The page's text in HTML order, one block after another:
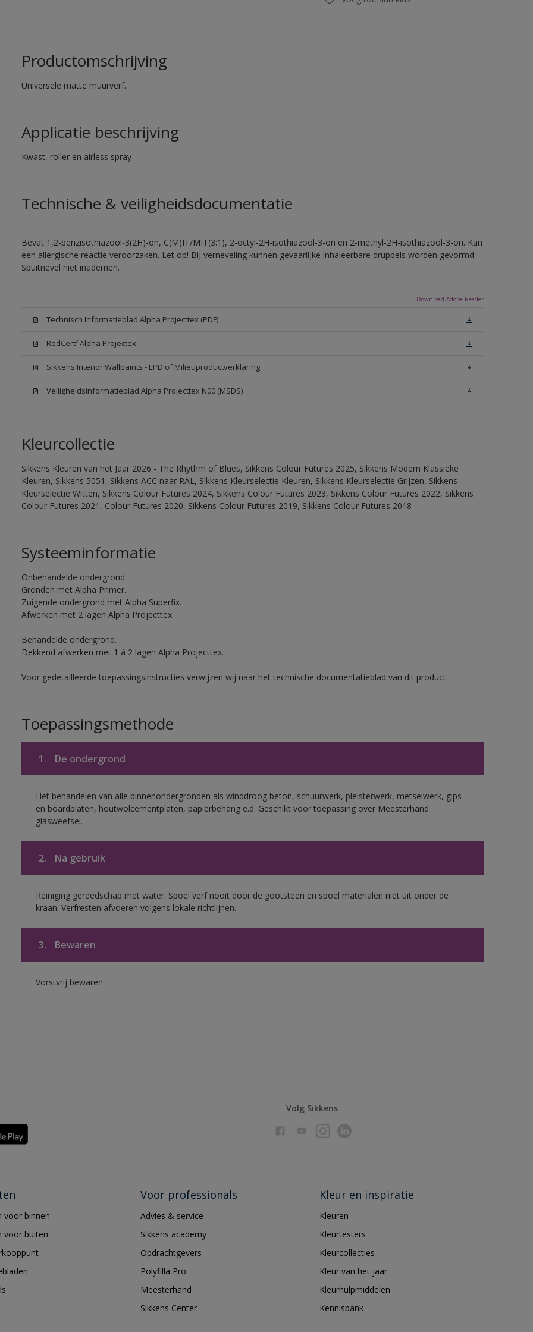
Productomschrijving
Universele matte muurverf.
Applicatie beschrijving
Kwast, roller en airless spray
Technische & veiligheidsdocumentatie
Bevat 1,2-benzisothiazool-3(2H)-on, C(M)IT/MIT(3:1), 2-octyl-2H-isothiazool-3-on en 2-methyl-2H-isothiazool-3-on. Kan
een allergische reactie veroorzaken. Let op! Bij verneveling kunnen gevaarlijke inhaleerbare druppels worden gevormd.
Spuitnevel niet inademen.
Download Adobe Reader
Technisch Informatieblad Alpha Projecttex (PDF)
RedCert² Alpha Projectex
Sikkens Interior Wallpaints - EPD of Milieuproductverklaring
Veiligheidsinformatieblad Alpha Projecttex N00 (MSDS)
Kleurcollectie
Sikkens Kleuren van het Jaar 2026 - The Rhythm of Blues, Sikkens Colour Futures 2025, Sikkens Modern Klassieke
Kleuren, Sikkens 5051, Sikkens ACC naar RAL, Sikkens Kleurselectie Kleuren, Sikkens Kleurselectie Grijzen, Sikkens
Kleurselectie Witten, Sikkens Colour Futures 2024, Sikkens Colour Futures 2023, Sikkens Colour Futures 2022, Sikkens
Colour Futures 2021, Colour Futures 2020, Sikkens Colour Futures 2019, Sikkens Colour Futures 2018
Systeeminformatie
Onbehandelde ondergrond.
Gronden met Alpha Primer.
Zuigende ondergrond met Alpha Superfix.
Afwerken met 2 lagen Alpha Projecttex.
Behandelde ondergrond.
Dekkend afwerken met 1 à 2 lagen Alpha Projecttex.
Voor gedetailleerde toepassingsinstructies verwijzen wij naar het technische documentatieblad van dit product.
Toepassingsmethode
1. De ondergrond
Het behandelen van alle binnenondergronden als winddroog beton, schuurwerk, pleisterwerk, metselwerk, gips-
en boardplaten, houtwolcementplaten, papierbehang e.d. Geschikt voor toepassing over Meesterhand
glasweefsel.
2. Na gebruik
Reiniging gereedschap met water. Spoel verf nooit door de gootsteen en spoel materialen niet uit onder de
kraan. Verfresten afvoeren volgens lokale richtlijnen.
3. Bewaren
Vorstvrij bewaren
Volg Sikkens
voor binnen
voor buiten
Voor professionals
Advies & service
Sikkens academy
Opdrachtgevers
Polyfilla Pro
Meesterhand
Sikkens Center
Kleur en inspiratie
Kleuren
Kleurtesters
Kleurcollecties
Kleur van het jaar
Kleurhulpmiddelen
Kennisbank